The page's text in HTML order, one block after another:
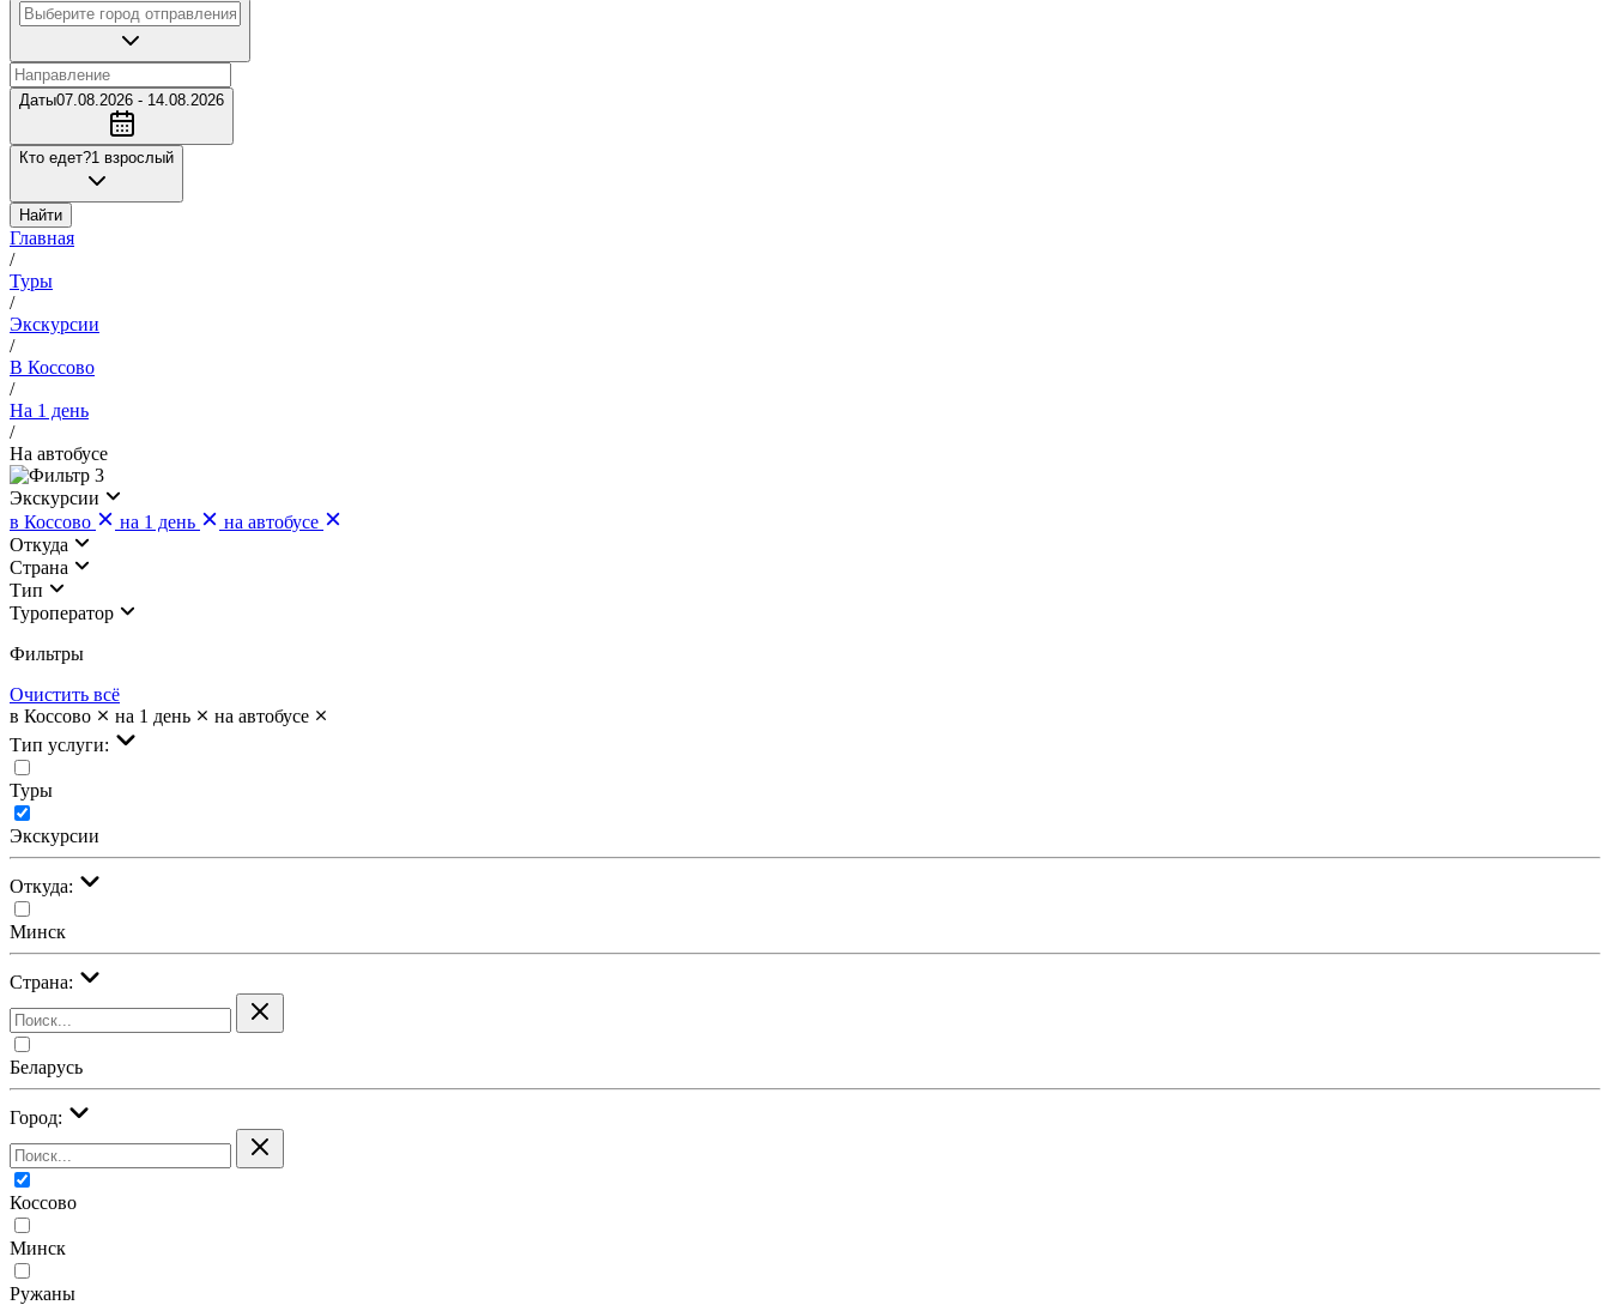
Даты07.08.2026 - 14.08.2026
Кто едет?1 взрослый
Найти
Главная
/
Туры
/
Экскурсии
/
В Коссово
/
На 1 день
/
На автобусе
3
Экскурсии
в Коссово
на 1 день
на автобусе
Откуда
Страна
Тип
Туроператор
Фильтры
Очистить всё
в Коссово
на 1 день
на автобусе
Тип услуги:
Туры
Экскурсии
Откуда:
Минск
Страна:
Беларусь
Город:
Коссово
Минск
Ружаны